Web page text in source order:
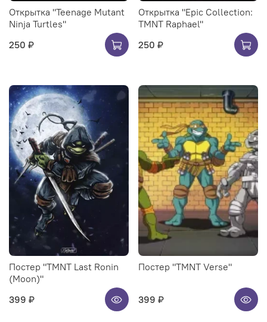
Открытка "Teenage Mutant
Ninja Turtles"
250 ₽
Открытка "Epic Collection:
TMNT Raphael"
250 ₽
Постер "TMNT Last Ronin
(Moon)"
399 ₽
Постер "TMNT Verse"
399 ₽